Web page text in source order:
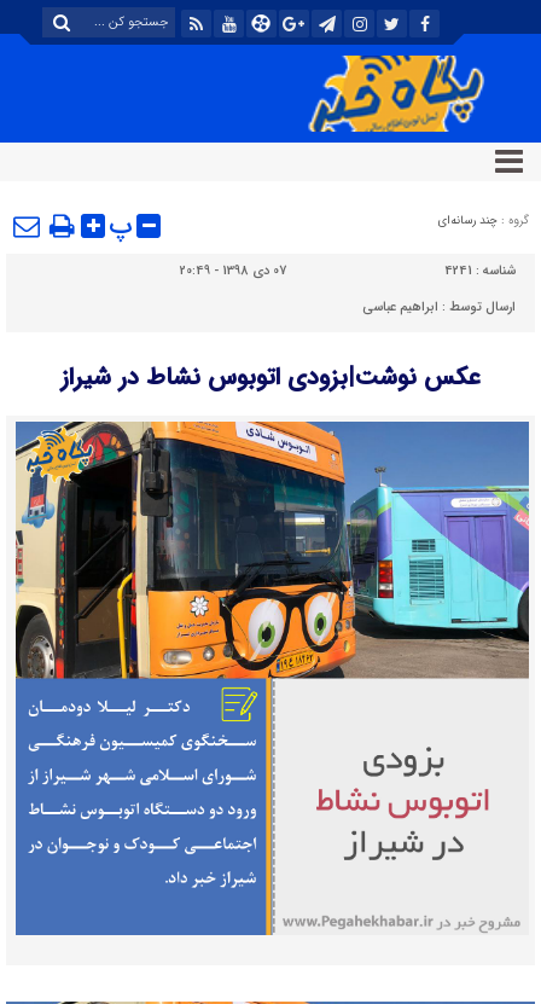
گروه : چند رسانه‌ای پ
شناسه : 4241
07 دی 1398 - 20:49
ارسال توسط : ابراهیم عباسی
عکس نوشت|بزودی اتوبوس نشاط در شیراز